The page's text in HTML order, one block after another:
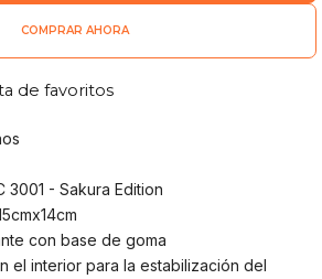
COMPRAR AHORA
de favoritos
3001 - Sakura Edition
con base de goma
el interior para la estabilización del